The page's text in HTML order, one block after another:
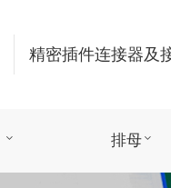
精密插件连接器及
排母